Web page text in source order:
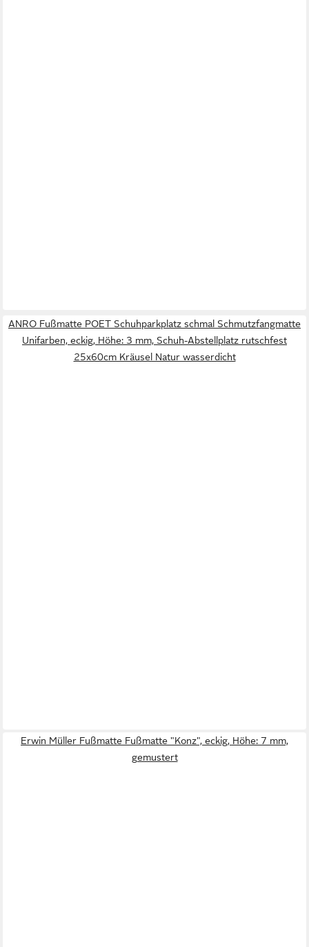
ANRO Fußmatte POET Schuhparkplatz schmal Schmutzfangmatte
Unifarben, eckig, Höhe: 3 mm, Schuh-Abstellplatz rutschfest
25x60cm Kräusel Natur wasserdicht
Erwin Müller Fußmatte Fußmatte "Konz", eckig, Höhe: 7 mm,
gemustert